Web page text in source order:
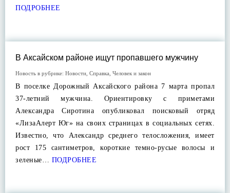
ПОДРОБНЕЕ
В Аксайском районе ищут пропавшего мужчину
Новость в рубрике: Новости Справка Человек и закон
В поселке Дорожный Аксайского района 7 марта пропал
37-летний мужчина. Ориентировку с приметами
Александра Сиротина опубликовал поисковый отряд
«ЛизаАлерт Юг» на своих страницах в социальных сетях.
Известно, что Александр среднего телосложения, имеет
рост 175 сантиметров, короткие темно-русые волосы и
зеленые… ПОДРОБНЕЕ